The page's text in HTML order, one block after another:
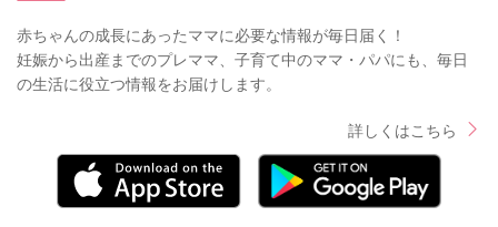
赤ちゃんの成長にあったママに必要な情報が毎日届く！
妊娠から出産までのプレママ、子育て中のママ・パパにも、毎日
の生活に役立つ情報をお届けします。
詳しくはこちら